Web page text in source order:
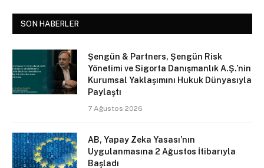
SON HABERLER
Şengün & Partners, Şengün Risk
Yönetimi ve Sigorta Danışmanlık A.Ş.’nin
Kurumsal Yaklaşımını Hukuk Dünyasıyla
Paylaştı
7 Ağustos 2026
AB, Yapay Zeka Yasası’nın
Uygulanmasına 2 Ağustos İtibarıyla
Başladı